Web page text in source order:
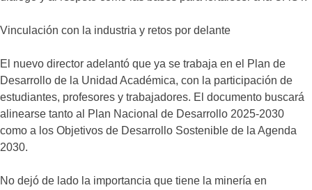
Vinculación con la industria y retos por delante
El nuevo director adelantó que ya se trabaja en el Plan de
Desarrollo de la Unidad Académica, con la participación de
estudiantes, profesores y trabajadores. El documento buscará
alinearse tanto al Plan Nacional de Desarrollo 2025-2030
como a los Objetivos de Desarrollo Sostenible de la Agenda
2030.
No dejó de lado la importancia que tiene la minería en